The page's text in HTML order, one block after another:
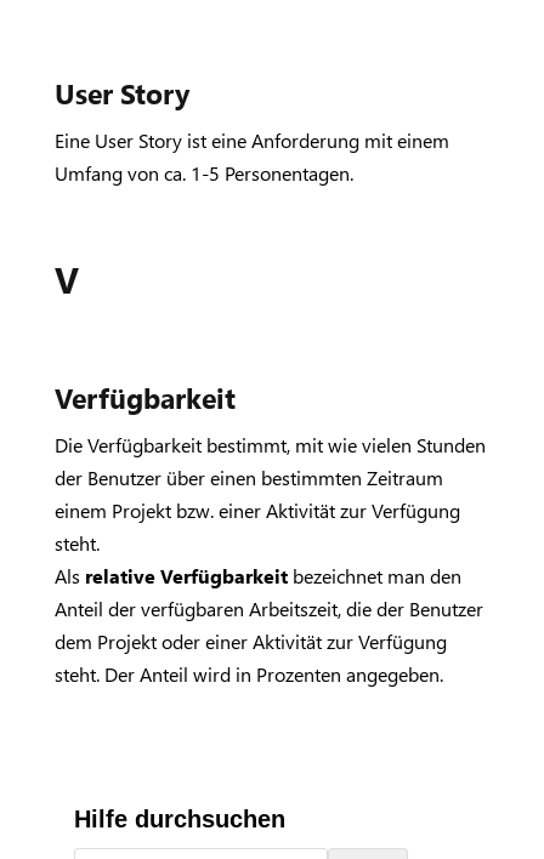
User Story
Eine User Story ist eine Anforderung mit einem
Umfang von ca. 1-5 Personentagen.
V
Verfügbarkeit
Die Verfügbarkeit bestimmt, mit wie vielen Stunden
der Benutzer über einen bestimmten Zeitraum
einem Projekt bzw. einer Aktivität zur Verfügung
steht.
Als relative Verfügbarkeitbezeichnet man den
Anteil der verfügbaren Arbeitszeit, die der Benutzer
dem Projekt oder einer Aktivität zur Verfügung
steht. Der Anteil wird in Prozenten angegeben.
Hilfe durchsuchen